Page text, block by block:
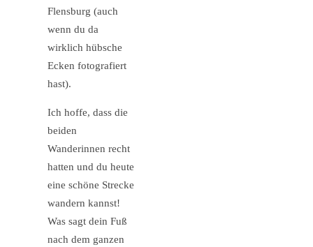
Flensburg (auch
wenn du da
wirklich hübsche
Ecken fotografiert
hast).
Ich hoffe, dass die
beiden
Wanderinnen recht
hatten und du heute
eine schöne Strecke
wandern kannst!
Was sagt dein Fuß
nach dem ganzen